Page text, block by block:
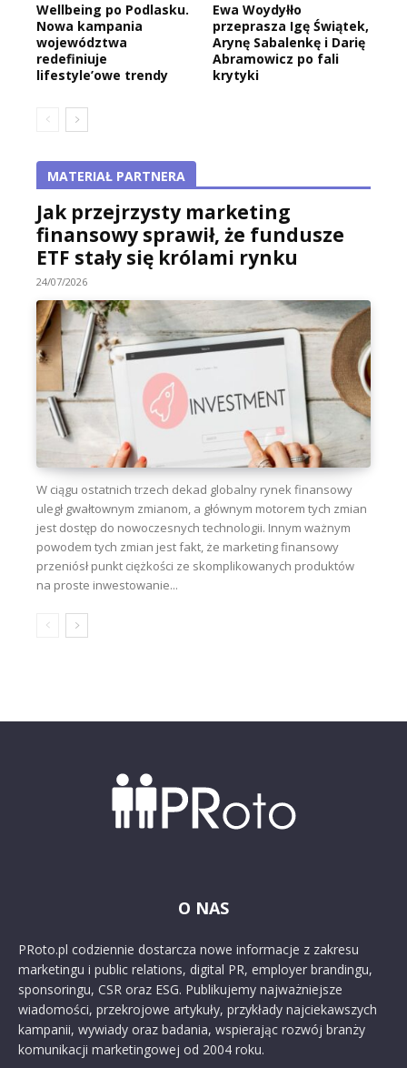
Wellbeing po Podlasku.
Nowa kampania
województwa
redefiniuje
lifestyle’owe trendy
Ewa Woydyłło
przeprasza Igę Świątek,
Arynę Sabalenkę i Darię
Abramowicz po fali
krytyki
MATERIAŁ PARTNERA
Jak przejrzysty marketing
finansowy sprawił, że fundusze
ETF stały się królami rynku
24/07/2026
W ciągu ostatnich trzech dekad globalny rynek finansowy
uległ gwałtownym zmianom, a głównym motorem tych zmian
jest dostęp do nowoczesnych technologii. Innym ważnym
powodem tych zmian jest fakt, że marketing finansowy
przeniósł punkt ciężkości ze skomplikowanych produktów
na proste inwestowanie...
O NAS
PRoto.pl codziennie dostarcza nowe informacje z zakresu
marketingu i public relations, digital PR, employer brandingu,
sponsoringu, CSR oraz ESG. Publikujemy najważniejsze
wiadomości, przekrojowe artykuły, przykłady najciekawszych
kampanii, wywiady oraz badania, wspierając rozwój branży
komunikacji marketingowej od 2004 roku.